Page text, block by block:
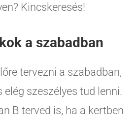
Kincskeresés!
a szabadban
tervezni a szabadban,
szeszélyes tud lenni.
B terved is, ha a kertben